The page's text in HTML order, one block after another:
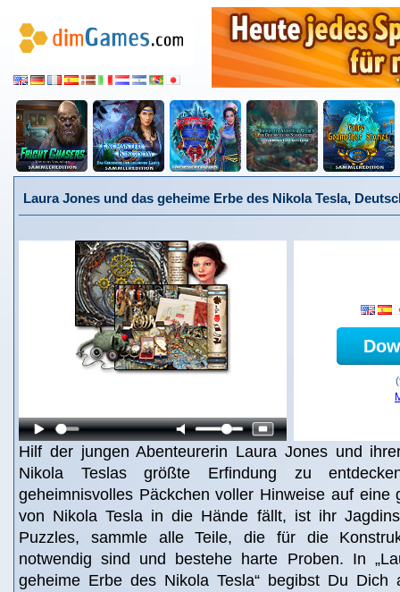
Laura Jones und das geheime Erbe des Nikola Tesla,
Hilf der jungen Abenteurerin Laura Jones und
Nikola Teslas größte Erfindung zu
geheimnisvolles Päckchen voller Hinweise auf eine
von Nikola Tesla in die Hände fällt, ist ihr
Puzzles, sammle alle Teile, die für die
notwendig sind und bestehe harte Proben. In
geheime Erbe des Nikola Tesla“ begibst Du Dich